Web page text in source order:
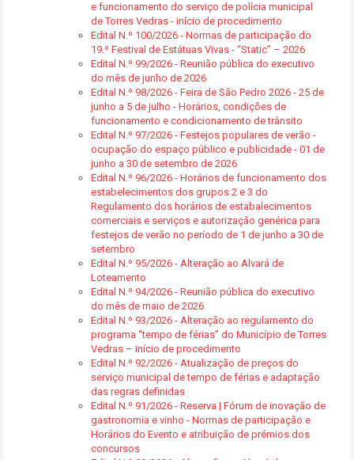
e funcionamento do serviço de polícia municipal
de Torres Vedras - início de procedimento
Edital N.º 100/2026 - Normas de participação do
19.º Festival de Estátuas Vivas - “Static” – 2026
Edital N.º 99/2026 - Reunião pública do executivo
do mês de junho de 2026
Edital N.º 98/2026 - Feira de São Pedro 2026 - 25 de
junho a 5 de julho - Horários, condições de
funcionamento e condicionamento de trânsito
Edital N.º 97/2026 - Festejos populares de verão -
ocupação do espaço público e publicidade - 01 de
junho a 30 de setembro de 2026
Edital N.º 96/2026 - Horários de funcionamento dos
estabelecimentos dos grupos 2 e 3 do
Regulamento dos horários de estabalecimentos
comerciais e serviços e autorização genérica para
festejos de verão no período de 1 de junho a 30 de
setembro
Edital N.º 95/2026 - Alteração ao Alvará de
Loteamento
Edital N.º 94/2026 - Reunião pública do executivo
do mês de maio de 2026
Edital N.º 93/2026 - Alteração ao regulamento do
programa “tempo de férias” do Município de Torres
Vedras – início de procedimento
Edital N.º 92/2026 - Atualização de preços do
serviço municipal de tempo de férias e adaptação
das regras definidas
Edital N.º 91/2026 - Reserva | Fórum de inovação de
gastronomia e vinho - Normas de participação e
Horários do Evento e atribuição de prémios dos
concursos